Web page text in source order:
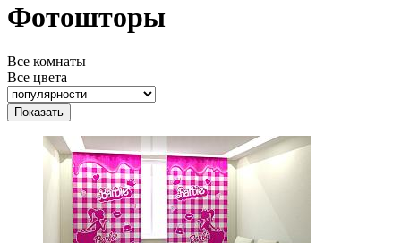
Фотошторы
Все комнаты
Все цвета